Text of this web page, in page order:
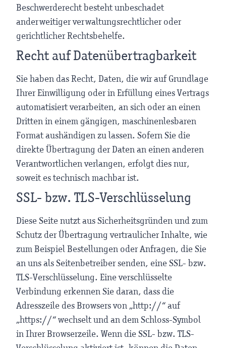
Beschwerderecht besteht unbeschadet
anderweitiger verwaltungsrechtlicher oder
gerichtlicher Rechtsbehelfe.
Recht auf Daten­übertrag­barkeit
Sie haben das Recht, Daten, die wir auf Grundlage
Ihrer Einwilligung oder in Erfüllung eines Vertrags
automatisiert verarbeiten, an sich oder an einen
Dritten in einem gängigen, maschinenlesbaren
Format aushändigen zu lassen. Sofern Sie die
direkte Übertragung der Daten an einen anderen
Verantwortlichen verlangen, erfolgt dies nur,
soweit es technisch machbar ist.
SSL- bzw. TLS-Verschlüsselung
Diese Seite nutzt aus Sicherheitsgründen und zum
Schutz der Übertragung vertraulicher Inhalte, wie
zum Beispiel Bestellungen oder Anfragen, die Sie
an uns als Seitenbetreiber senden, eine SSL- bzw.
TLS-Verschlüsselung. Eine verschlüsselte
Verbindung erkennen Sie daran, dass die
Adresszeile des Browsers von „http://“ auf
„https://“ wechselt und an dem Schloss-Symbol
in Ihrer Browserzeile. Wenn die SSL- bzw. TLS-